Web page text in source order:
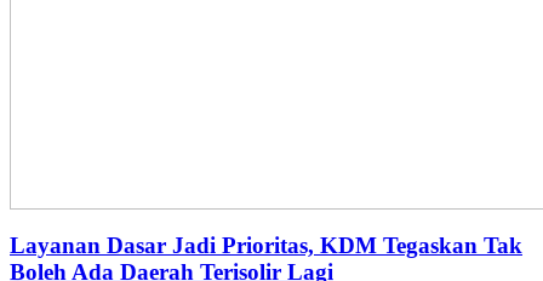
Layanan Dasar Jadi Prioritas, KDM Tegaskan Tak
Boleh Ada Daerah Terisolir Lagi